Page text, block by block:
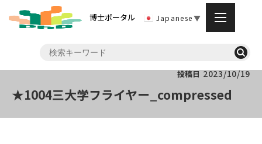
博士ポータル Japanese▼
投稿日 2023/10/19
★1004三大学フライヤー_compressed